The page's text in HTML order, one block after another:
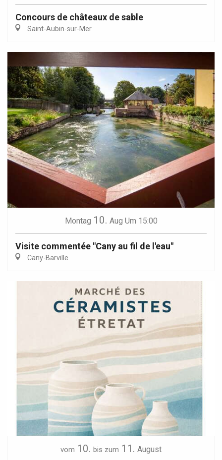
Concours de châteaux de sable
Saint-Aubin-sur-Mer
Montag 10. Aug Um 15:00
Visite commentée "Cany au fil de l'eau"
Cany-Barville
vom 10. bis zum 11. August